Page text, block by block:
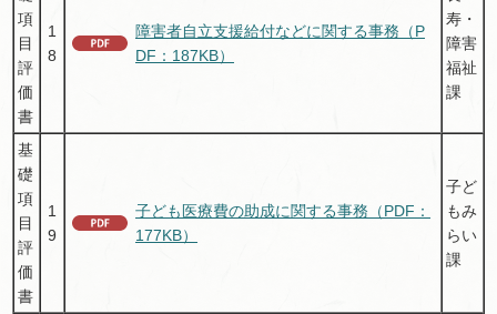
項
目
評
価
書
1
8
障害者自立支援給付などに関する事務（P
DF：187KB）
寿・
障害
福祉
課
基
礎
項
目
評
価
書
1
9
子ども医療費の助成に関する事務（PDF：
177KB）
子ど
もみ
らい
課